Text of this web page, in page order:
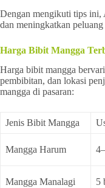
Dengan mengikuti tips ini,
dan meningkatkan
Harga Bibit Mangga
Harga bibit mangga
pembibitan, dan lokasi
mangga di pasaran:
Jenis Bibit Mangga
Mangga Harum
Mangga Manalagi 5